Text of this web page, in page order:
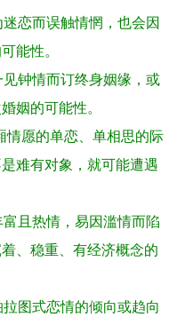
恋而误触情惘，也会因
能性。
见钟情而订终身姻缘，或
姻的可能性。
情愿的单恋、单相思的际
难有对象，就可能遭遇
富且热情，易因滥情而陷
、稳重、有经济概念的
拉图式恋情的倾向或趋向